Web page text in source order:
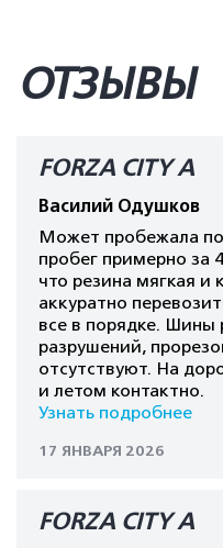
ОТЗЫВЫ
FORZA CITY A
Василий Одушков
Может пробежала
пробег примерно за
что резина мягкая и
аккуратно
все в порядке. Шины
разрушений,
отсутствуют. На
и летом контактно.
Узнать подробнее
17 ЯНВАРЯ 2026
FORZA CITY A